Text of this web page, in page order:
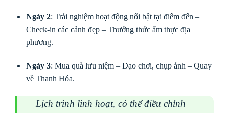
Ngày 2: Trải nghiệm hoạt động nổi bật tại điểm đến –
Check-in các cảnh đẹp – Thưởng thức ẩm thực địa
phương.
Ngày 3: Mua quà lưu niệm – Dạo chơi, chụp ảnh – Quay
về Thanh Hóa.
Lịch trình linh hoạt, có thể điều chỉnh